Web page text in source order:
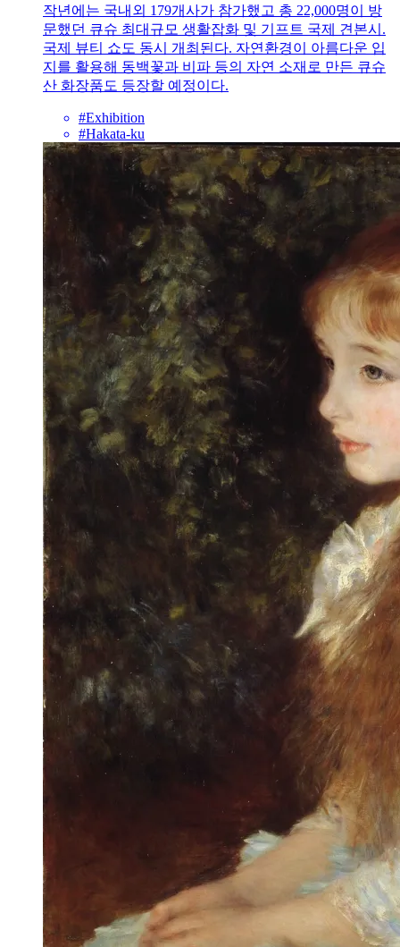
작년에는 국내외 179개사가 참가했고 총 22,000명이 방
문했던 큐슈 최대규모 생활잡화 및 기프트 국제 견본시.
국제 뷰티 쇼도 동시 개최된다. 자연환경이 아름다운 입
지를 활용해 동백꽃과 비파 등의 자연 소재로 만든 큐슈
산 화장품도 등장할 예정이다.
#Exhibition
#Hakata-ku